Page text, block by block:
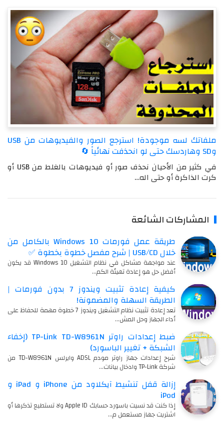
ملفاتك لسه موجودة! استرجع الصور والفيديوهات من USB
وSD وهاردسك حتى لو انحذفت نهائياً 🔄
في كثير من الأحيان نحذف صور أو فيديوهات بالغلط من USB أو
كرت الذاكرة أو حتى اله…
المشاركات الشائعة
طريقة عمل فورمات Windows 10 بالكامل من
خلال USB/CD | شرح مفصل خطوة بخطوة ✅
عند مواجهة مشاكل في نظام التشغيل Windows 10 قد يكون
أفضل حل هو إعادة تهيئة الكم…
كيفية إعادة تثبيت ويندوز 7 بدون فورمات |
الطريقة السهلة والمضمونة!
تعد إعادة تثبيت نظام التشغيل ويندوز 7 خطوة مهمة للحفاظ على
أداء الجهاز وحل المش…
ضبط إعدادات راوتر TP-Link TD-W8961N (إخفاء
الشبكة + تغيير الباسورد)
شرح إعدادات جهاز راوتر مودم ADSL وايرلس TD-W8961N من
شركة TP-Link وادخال بيانات…
إزالة قفل تنشيط آيكلاود من iPhone و iPad و
iPod
إذا كنت قد نسيت باسورد حسابك Apple ID ولا تستطيع تذكرها أو
اشتريت جهاز مستعمل م…